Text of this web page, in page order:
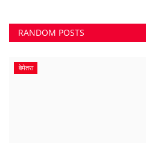
RANDOM POSTS
बेमेतरा